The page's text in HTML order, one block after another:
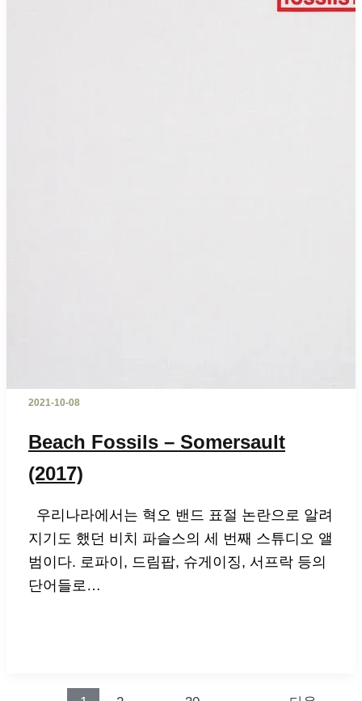
2021-10-08
Beach Fossils – Somersault
(2017)
우리나라에서는 혁오 밴드 표절 논란으로 알려
지기도 했던 비치 파슬스의 세 번째 스튜디오 앨
범이다. 로파이, 드림팝, 슈게이징, 서프락 등의
단어들로…